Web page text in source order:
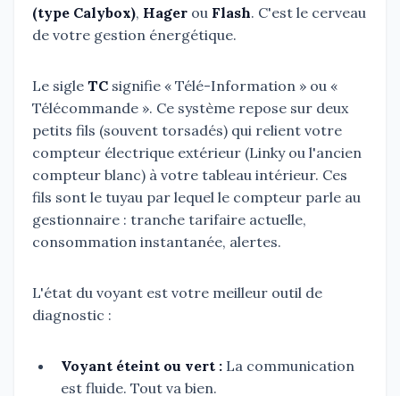
(type Calybox), Hager ou Flash. C'est le cerveau
de votre gestion énergétique.
Le sigle TC signifie « Télé-Information » ou «
Télécommande ». Ce système repose sur deux
petits fils (souvent torsadés) qui relient votre
compteur électrique extérieur (Linky ou l'ancien
compteur blanc) à votre tableau intérieur. Ces
fils sont le tuyau par lequel le compteur parle au
gestionnaire : tranche tarifaire actuelle,
consommation instantanée, alertes.
L'état du voyant est votre meilleur outil de
diagnostic :
Voyant éteint ou vert : La communication
est fluide. Tout va bien.